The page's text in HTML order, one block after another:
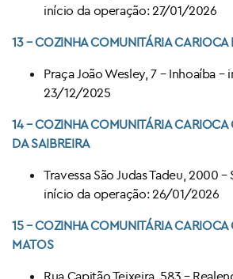
início da operação: 27/01/2026
13 –COZINHA COMUNITÁRIA CARIOCA
Praça João Wesley, 7 – Inhoaíba
23/12/2025
14 – COZINHA COMUNITÁRIA CARIOCA
DA SAIBREIRA
Travessa São Judas Tadeu, 2000
início da operação: 26/01/2026
15 –COZINHA COMUNITÁRIA CARIOCA
MATOS
Rua Capitão Teixeira, 583 –